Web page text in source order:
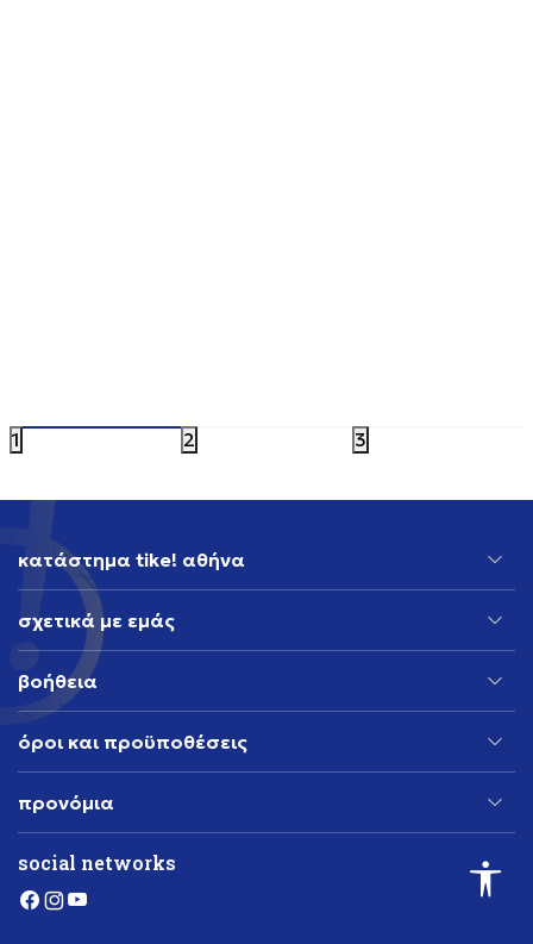
1 2 3
κατάστημα tike! αθήνα
σχετικά με εμάς
βοήθεια
όροι και προϋποθέσεις
προνόμια
social networks